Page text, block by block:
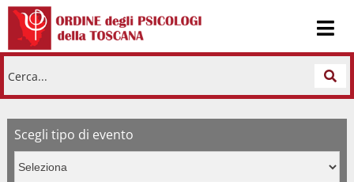
Cerca...
Scegli tipo di evento